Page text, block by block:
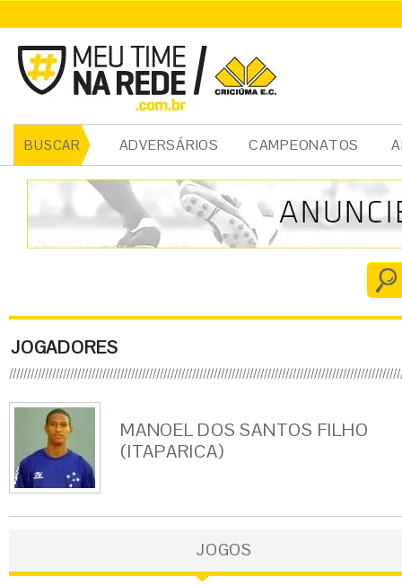
BUSCAR ADVERSÁRIOS CAMPEONATOS
JOGADORES
MANOEL DOS SANTOS FILHO
(ITAPARICA)
JOGOS